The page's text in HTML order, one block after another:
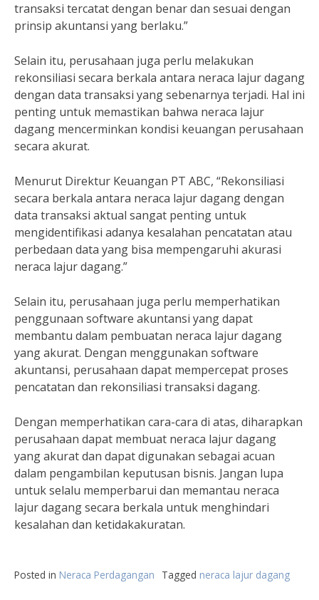
transaksi tercatat dengan benar dan sesuai dengan
prinsip akuntansi yang berlaku.”
Selain itu, perusahaan juga perlu melakukan
rekonsiliasi secara berkala antara neraca lajur dagang
dengan data transaksi yang sebenarnya terjadi. Hal ini
penting untuk memastikan bahwa neraca lajur
dagang mencerminkan kondisi keuangan perusahaan
secara akurat.
Menurut Direktur Keuangan PT ABC, “Rekonsiliasi
secara berkala antara neraca lajur dagang dengan
data transaksi aktual sangat penting untuk
mengidentifikasi adanya kesalahan pencatatan atau
perbedaan data yang bisa mempengaruhi akurasi
neraca lajur dagang.”
Selain itu, perusahaan juga perlu memperhatikan
penggunaan software akuntansi yang dapat
membantu dalam pembuatan neraca lajur dagang
yang akurat. Dengan menggunakan software
akuntansi, perusahaan dapat mempercepat proses
pencatatan dan rekonsiliasi transaksi dagang.
Dengan memperhatikan cara-cara di atas, diharapkan
perusahaan dapat membuat neraca lajur dagang
yang akurat dan dapat digunakan sebagai acuan
dalam pengambilan keputusan bisnis. Jangan lupa
untuk selalu memperbarui dan memantau neraca
lajur dagang secara berkala untuk menghindari
kesalahan dan ketidakakuratan.
Posted in Neraca Perdagangan Tagged neraca lajur dagang